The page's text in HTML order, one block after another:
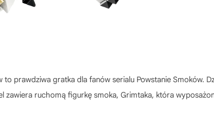
to prawdziwa gratka dla fanów serialu Powstanie Smoków.
ruchomą figurkę smoka, Grimtaka, która